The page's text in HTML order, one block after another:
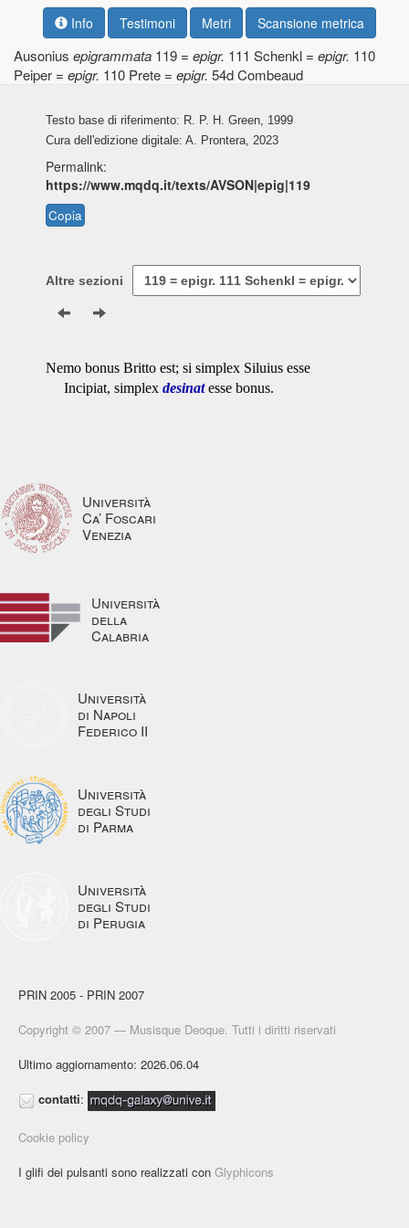
Info Testimoni Metri Scansione metrica
Ausonius epigrammata 119 = epigr. 111 Schenkl = epigr. 110
Peiper = epigr. 110 Prete = epigr. 54d Combeaud
Testo base di riferimento: R. P. H. Green, 1999
Cura dell'edizione digitale: A. Prontera, 2023
Permalink:
https://www.mqdq.it/texts/AVSON|epig|119
Copia
Altre sezioni
Nemo bonus Britto est; si simplex Siluius esse
Incipiat, simplex desinatesse bonus.
Università
Ca’ Foscari
Venezia
Università
della
Calabria
Università
di Napoli
Federico II
Università
degli Studi
di Parma
Università
degli Studi
di Perugia
PRIN 2005 - PRIN 2007
Copyright © 2007 — Musisque Deoque. Tutti i diritti riservati
Ultimo aggiornamento: 2026.06.04
contatti:
Cookie policy
I glifi dei pulsanti sono realizzati con Glyphicons